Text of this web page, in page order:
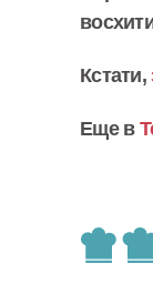
Кстати,
Еще в